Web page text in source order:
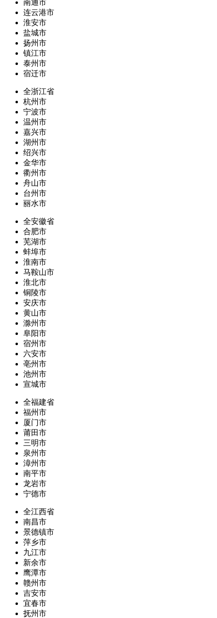
南通市
连云港市
淮安市
盐城市
扬州市
镇江市
泰州市
宿迁市
全浙江省
杭州市
宁波市
温州市
嘉兴市
湖州市
绍兴市
金华市
衢州市
舟山市
台州市
丽水市
全安徽省
合肥市
芜湖市
蚌埠市
淮南市
马鞍山市
淮北市
铜陵市
安庆市
黄山市
滁州市
阜阳市
宿州市
六安市
亳州市
池州市
宣城市
全福建省
福州市
厦门市
莆田市
三明市
泉州市
漳州市
南平市
龙岩市
宁德市
全江西省
南昌市
景德镇市
萍乡市
九江市
新余市
鹰潭市
赣州市
吉安市
宜春市
抚州市